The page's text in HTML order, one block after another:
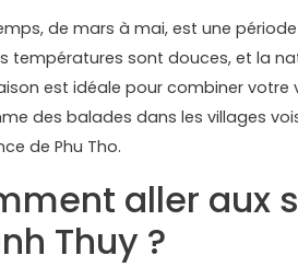
de mars à mai, est une
températures sont douces, et la
est idéale pour combiner
des balades dans les villages
de Phu Tho.
aller aux
Thuy ?